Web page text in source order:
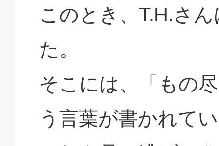
このとき、T.H.さ
た。
そこには、「もの
う言葉が書かれて